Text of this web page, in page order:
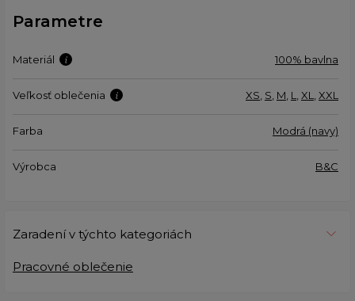
Parametre
Materiál 100% bavlna
Veľkosť oblečenia XS S M L XL XXL
Farba Modrá (navy)
Výrobca B&C
Zaradení v týchto kategoriách
Pracovné oblečenie